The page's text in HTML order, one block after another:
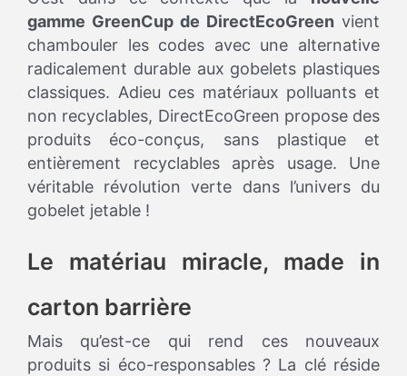
gamme GreenCup de DirectEcoGreen vient
chambouler les codes avec une alternative
radicalement durable aux gobelets plastiques
classiques. Adieu ces matériaux polluants et
non recyclables, DirectEcoGreen propose des
produits éco-conçus, sans plastique et
entièrement recyclables après usage. Une
véritable révolution verte dans l’univers du
gobelet jetable !
Le matériau miracle, made in
carton barrière
Mais qu’est-ce qui rend ces nouveaux
produits si éco-responsables ? La clé réside